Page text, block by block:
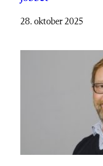
28. oktober 2025